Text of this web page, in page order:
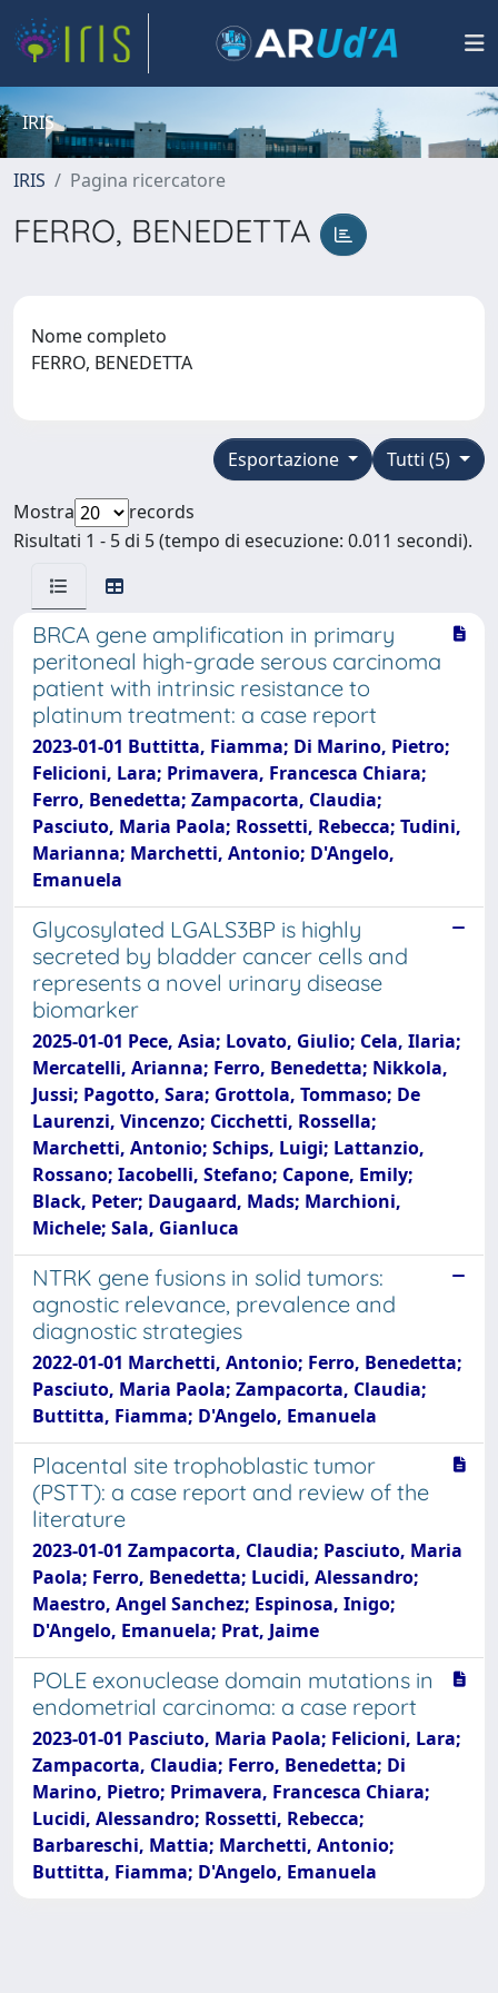
IRIS
IRIS Pagina ricercatore
FERRO, BENEDETTA
Nome completo
FERRO, BENEDETTA
Tutti (5)
Esportazione
Mostra
records
Risultati 1 - 5 di 5 (tempo di esecuzione: 0.011 secondi).
BRCA gene amplification in primary
peritoneal high-grade serous carcinoma
patient with intrinsic resistance to
platinum treatment: a case report
2023-01-01 Buttitta, Fiamma; Di Marino, Pietro;
Felicioni, Lara; Primavera, Francesca Chiara;
Ferro, Benedetta; Zampacorta, Claudia;
Pasciuto, Maria Paola; Rossetti, Rebecca; Tudini,
Marianna; Marchetti, Antonio; D'Angelo,
Emanuela
Glycosylated LGALS3BP is highly
secreted by bladder cancer cells and
represents a novel urinary disease
biomarker
2025-01-01 Pece, Asia; Lovato, Giulio; Cela, Ilaria;
Mercatelli, Arianna; Ferro, Benedetta; Nikkola,
Jussi; Pagotto, Sara; Grottola, Tommaso; De
Laurenzi, Vincenzo; Cicchetti, Rossella;
Marchetti, Antonio; Schips, Luigi; Lattanzio,
Rossano; Iacobelli, Stefano; Capone, Emily;
Black, Peter; Daugaard, Mads; Marchioni,
Michele; Sala, Gianluca
NTRK gene fusions in solid tumors:
agnostic relevance, prevalence and
diagnostic strategies
2022-01-01 Marchetti, Antonio; Ferro, Benedetta;
Pasciuto, Maria Paola; Zampacorta, Claudia;
Buttitta, Fiamma; D'Angelo, Emanuela
Placental site trophoblastic tumor
(PSTT): a case report and review of the
literature
2023-01-01 Zampacorta, Claudia; Pasciuto, Maria
Paola; Ferro, Benedetta; Lucidi, Alessandro;
Maestro, Angel Sanchez; Espinosa, Inigo;
D'Angelo, Emanuela; Prat, Jaime
POLE exonuclease domain mutations in
endometrial carcinoma: a case report
2023-01-01 Pasciuto, Maria Paola; Felicioni, Lara;
Zampacorta, Claudia; Ferro, Benedetta; Di
Marino, Pietro; Primavera, Francesca Chiara;
Lucidi, Alessandro; Rossetti, Rebecca;
Barbareschi, Mattia; Marchetti, Antonio;
Buttitta, Fiamma; D'Angelo, Emanuela